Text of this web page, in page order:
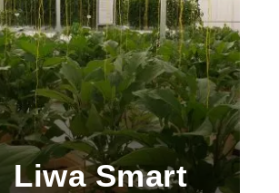
Liwa Smart